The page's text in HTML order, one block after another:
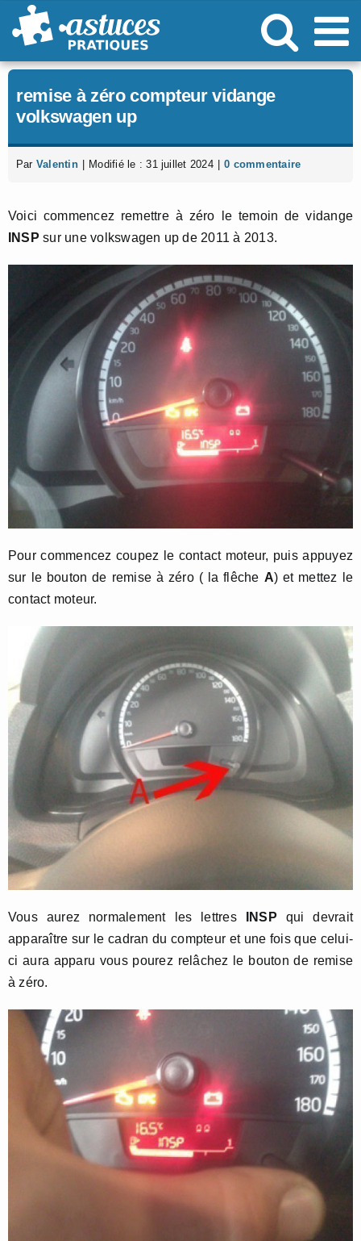
Passer
au
remise à zéro compteur vidange
volkswagen up
Par Valentin Modifié le : 31 juillet 2024 0 commentaire
Voici commencez remettre à zéro le temoin de vidange
INSP sur une volkswagen up de 2011 à 2013.
Pour commencez coupez le contact moteur, puis appuyez
sur le bouton de remise à zéro ( la flêche A) et mettez le
contact moteur.
Vous aurez normalement les lettres INSP qui devrait
apparaître sur le cadran du compteur et une fois que celui-
ci aura apparu vous pourez relâchez le bouton de remise
à zéro.